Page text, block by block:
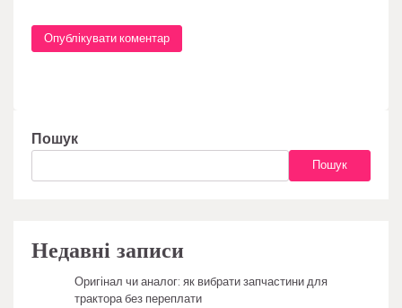
Пошук
Пошук
Недавні записи
Оригінал чи аналог: як вибрати запчастини для
трактора без переплати